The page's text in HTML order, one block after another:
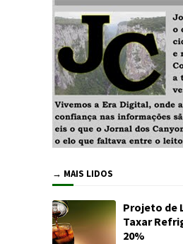
→ MAIS LIDOS
Projeto de
Taxar
20%